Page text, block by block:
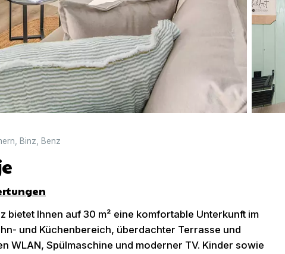
Binz Benz
bietet Ihnen auf 30 m² eine komfortable Unterkunft im
und Küchenbereich, überdachter Terrasse und
WLAN, Spülmaschine und moderner TV. Kinder sowie